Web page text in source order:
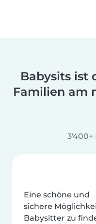
Babysits ist
Familien am
Eine schöne und
sichere
Babysitter zu